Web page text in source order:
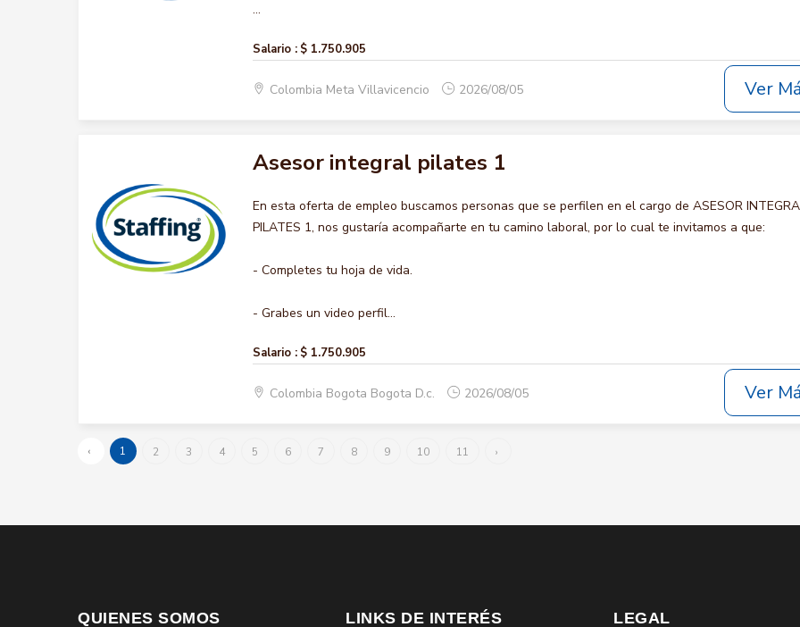
...
Salario : $ 1.750.905
Colombia Meta Villavicencio 2026/08/05 Ver
Asesor integral pilates 1
En esta oferta de empleo buscamos personas que se perfilen en el cargo de ASESOR
PILATES 1, nos gustaría acompañarte en tu camino laboral, por lo cual te invitamos a que:
- Completes tu hoja de vida.
- Grabes un video perfil...
Salario : $ 1.750.905
Colombia Bogota Bogota D.c. 2026/08/05 Ver
‹ 1 2 3 4 5 6 7 8 9 10 11 ›
QUIENES SOMOS LINKS DE INTERÉS LEGAL